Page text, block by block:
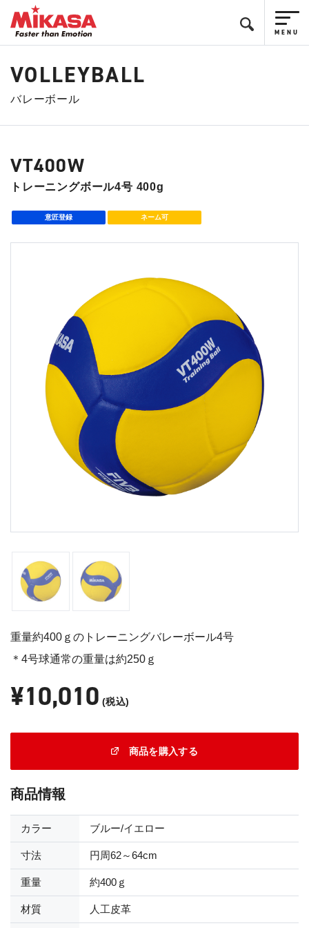
VOLLEYBALL
バレーボール
VT400W
トレーニングボール4号 400g
意匠登録 ネーム可
重量約400ｇのトレーニングバレーボール4号
＊4号球通常の重量は約250ｇ
¥10,010 (税込)
商品を購入する
商品情報
カラー ブルー/イエロー
寸法 円周62～64cm
重量 約400ｇ
材質 人工皮革